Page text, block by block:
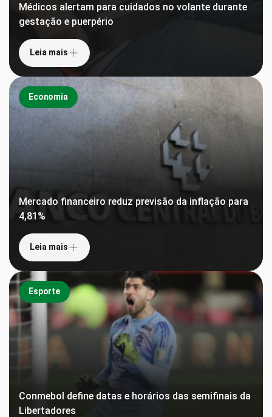
Médicos alertam para cuidados no volante durante
gestação e puerpério
Leia mais
Economia
Mercado financeiro reduz previsão da inflação para
4,81%
Leia mais
Esporte
Conmebol define datas e horários das semifinais da
Libertadores